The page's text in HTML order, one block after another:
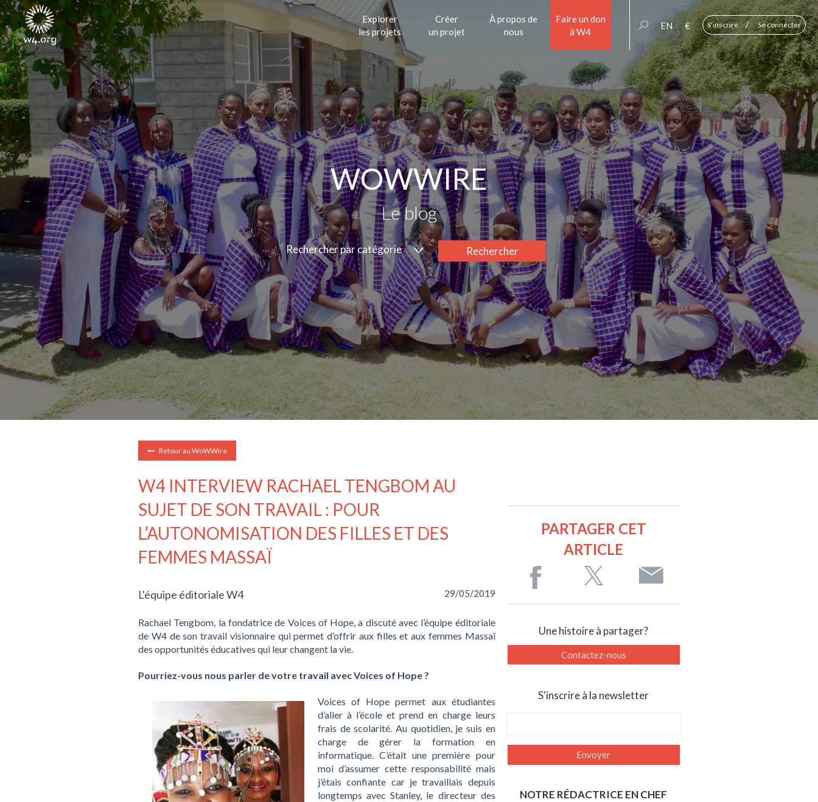
Explorer
les projets
Créer
un projet
À propos de
nous
Faire un don
à W4
EN € S'inscrire / Se connecter
WOWWIRE
Le blog
Rechercher par catégorie Rechercher
Retour au WoWWire
W4 INTERVIEW RACHAEL TENGBOM AU
SUJET DE SON TRAVAIL : POUR
L’AUTONOMISATION DES FILLES ET DES
FEMMES MASSAÏ
L'équipe éditoriale W4 29/05/2019
Rachael Tengbom, la fondatrice de Voices of Hope, a discuté avec l’équipe éditoriale
de W4 de son travail visionnaire qui permet d’offrir aux filles et aux femmes Massaï
des opportunités éducatives qui leur changent la vie.
Pourriez-vous nous parler de votre travail avec Voices of Hope ?
Voices of Hope permet aux étudiantes
d’aller à l’école et prend en charge leurs
frais de scolarité. Au quotidien, je suis en
charge de gérer la formation en
informatique. C’était une première pour
moi d’assumer cette responsabilité mais
j’étais confiante car je travaillais depuis
longtemps avec Stanley, le directeur des
PARTAGER CET
ARTICLE
Une histoire à partager?
Contactez-nous
S'inscrire à la newsletter
NOTRE RÉDACTRICE EN CHEF